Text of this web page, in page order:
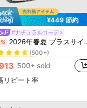
¥449 節約
#ナチュラルコーデ
2026年春夏 プラスサイズ レディース ヴィンテージ織り 通気性 フラットローファー、多用途 ホワイト ホロー スクエアトゥ スリッポン 通勤靴、プレッピー
ストセラー
に ナチュラルな見た目 靴
(500+)
ストセラー
(500+)
ストセラー
(500+)
ストセラー
に ナチュラルな見た目 靴
(500+)
500+ sold
リピート率